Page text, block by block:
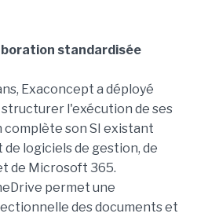
standardisée
Exaconcept a déployé
l'exécution de ses
son SI existant
logiciels de gestion, de
de Microsoft 365.
permet une
des documents et